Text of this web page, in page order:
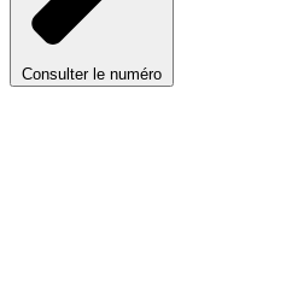
Consulter le numéro